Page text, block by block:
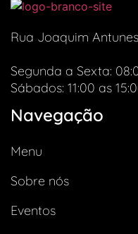
Rua Joaquim
Segunda a Sexta:
Sábados: 11:00 as
Navegação
Menu
Sobre nós
Eventos